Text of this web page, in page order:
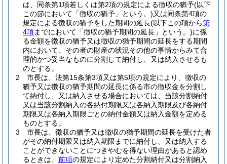
は、同条第1項若しくは第2項の規定による徴収の猶予(以下
この節において「徴収の猶予」という。)又は同条第4項の
規定による徴収の猶予をした期間の延長(以下この項から第
4項までにおいて「徴収の猶予期間の延長」という。)に係
る金額を徴収の猶予又は徴収の猶予期間の延長をする期間
内において、その者の財産の状況その他の事情からみて合
理的かつ妥当なものに分割して納付し、又は納入させるも
のとする。
2
市長は、法第15条第3項又は第5項の規定により、徴収の
猶予又は徴収の猶予期間の延長に係る市の徴収金を分割し
て納付し、又は納入させる場合においては、当該分割納付
又は当該分割納入の各納付期限又は各納入期限及び各納付
期限又は各納入期限ごとの納付金額又は納入金額を定める
ものとする。
3
市長は、徴収の猶予又は徴収の猶予期間の延長を受けた者
がその納付期限又は納入期限までに納付し、又は納入する
ことができないことにつきやむを得ない理由があると認め
るときは、 前項の規定により定めた分割納付又は分割納入